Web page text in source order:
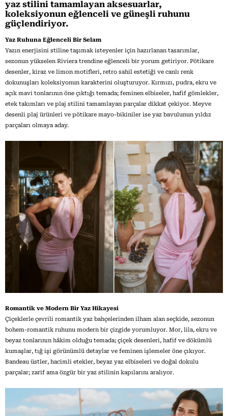
yaz stilini tamamlayan aksesuarlar,
koleksiyonun eğlenceli ve güneşli ruhunu
güçlendiriyor.
Yaz Ruhuna Eğlenceli Bir Selam
Yazın enerjisini stiline taşımak isteyenler için hazırlanan tasarımlar,
sezonun yükselen Riviera trendine eğlenceli bir yorum getiriyor. Pötikare
desenler, kiraz ve limon motifleri, retro sahil estetiği ve canlı renk
dokunuşları koleksiyonun karakterini oluşturuyor. Kırmızı, pudra, ekru ve
açık mavi tonlarının öne çıktığı temada; feminen elbiseler, hafif gömlekler,
etek takımları ve plaj stilini tamamlayan parçalar dikkat çekiyor. Meyve
desenli plaj ürünleri ve pötikare mayo-bikiniler ise yaz bavulunun yıldız
parçaları olmaya aday.
Romantik ve Modern Bir Yaz Hikayesi
Çiçeklerle çevrili romantik yaz bahçelerinden ilham alan seçkide, sezonun
bohem-romantik ruhunu modern bir çizgide yorumluyor. Mor, lila, ekru ve
beyaz tonlarının hâkim olduğu temada; çiçek desenleri, hafif ve dökümlü
kumaşlar, tığ işi görünümlü detaylar ve feminen işlemeler öne çıkıyor.
Bandeau üstler, hacimli etekler, beyaz yaz elbiseleri ve doğal dokulu
parçalar; zarif ama özgür bir yaz stilinin kapılarını aralıyor.